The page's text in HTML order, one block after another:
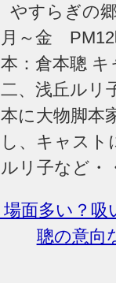
やすらぎ
月～金
本：倉本聰
二、浅丘ルリ
本に大物脚本
し、キャスト
ルリ子など・
面多い？
聰の意向